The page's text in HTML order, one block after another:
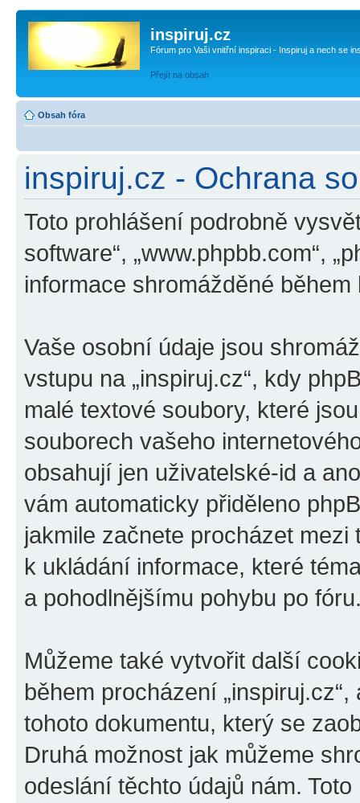
inspiruj.cz
Fórum pro Vaši vnitřní inspiraci - Inspiruj a nech se
Přejít na obsah
Obsah fóra
inspiruj.cz - Ochrana
Toto prohlášení podrobně
software“, „www.phpbb.com“,
informace shromážděné
Vaše osobní údaje jsou
vstupu na „inspiruj.cz“, kdy
malé textové soubory, které
souborech vašeho
obsahují jen uživatelské-id a
vám automaticky přiděleno
jakmile začnete procházet mezi
k ukládání informace, které
a pohodlnějšímu pohybu po
Můžeme také vytvořit další
během procházení
tohoto dokumentu, který se
Druhá možnost jak můžeme
odeslání těchto údajů nám.